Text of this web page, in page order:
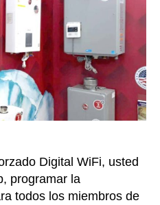
Digital WiFi, usted
programar la
todos los miembros de